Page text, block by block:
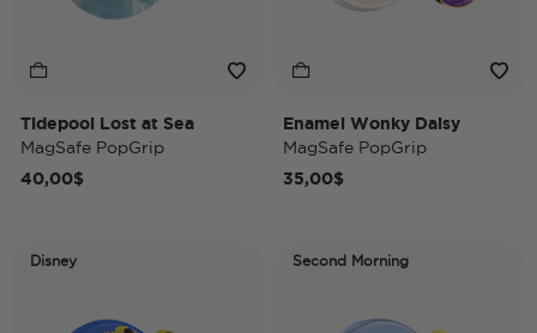
Tidepool Lost at Sea
MagSafe PopGrip
40,00$
Enamel Wonky Daisy
MagSafe PopGrip
35,00$
Disney Second Morning